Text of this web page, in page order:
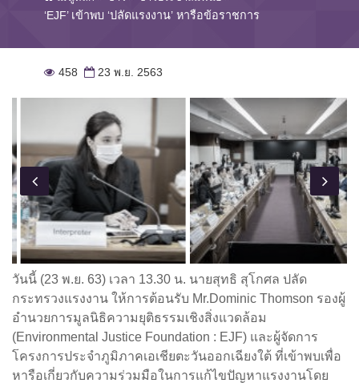
‘EJF’ เข้าพบ ‘ปลัดแรงงาน’ หารือข้อราชการ
458 23 พ.ย. 2563
วันนี้ (23 พ.ย. 63) เวลา 13.30 น. นายสุทธิ สุโกศล ปลัด
กระทรวงแรงงาน ให้การต้อนรับ Mr.Dominic Thomson รองผู้
อำนวยการมูลนิธิความยุติธรรมเชิงสิ่งแวดล้อม
(Environmental Justice Foundation : EJF) และผู้จัดการ
โครงการประจำภูมิภาคเอเชียตะวันออกเฉียงใต้ ที่เข้าพบเพื่อ
หารือเกี่ยวกับความร่วมมือในการแก้ไขปัญหาแรงงานโดย